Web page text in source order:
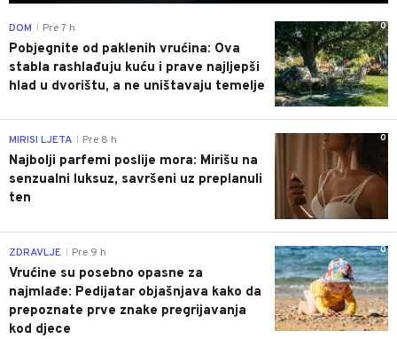
0
DOM Pre 7 h
Pobjegnite od paklenih vrućina: Ova
stabla rashlađuju kuću i prave najljepši
hlad u dvorištu, a ne uništavaju temelje
0
MIRISI LJETA Pre 8 h
Najbolji parfemi poslije mora: Mirišu na
senzualni luksuz, savršeni uz preplanuli
ten
0
ZDRAVLJE Pre 9 h
Vrućine su posebno opasne za
najmlađe: Pedijatar objašnjava kako da
prepoznate prve znake pregrijavanja
kod djece